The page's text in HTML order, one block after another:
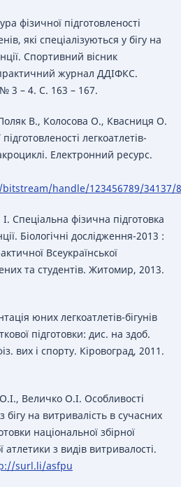
фізичної підготовленості
які спеціалізуються у бігу на
Спортивний вісник
журнал ДДІФКС.
3 – 4. С. 163 – 167.
В., Колосова О., Квасниця О.
легкоатлетів-
Електронний ресурс.
handle/123456789/34137/
Спеціальна фізична підготовка
Біологічні дослідження-2013 :
Всеукраїнської
та студентів. Житомир, 2013.
юних легкоатлетів-бігунів
підготовки: дис. на здоб.
вих і спорту. Кіровоград, 2011.
Величко О.І. Особливості
бігу на витривалість в сучасних
національної збірної
атлетики з видів витривалості.
surl.li/asfpu